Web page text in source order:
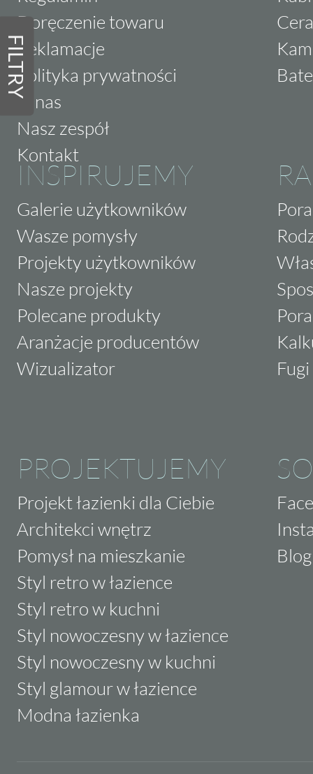
FILTRY
Doręczenie towaru
Reklamacje
Polityka prywatności
O nas
Nasz zespół
Kontakt
INSPIRUJEMY
Galerie użytkowników
Wasze pomysły
Projekty użytkowników
Nasze projekty
Polecane produkty
Aranżacje producentów
Wizualizator
PROJEKTUJEMY
Projekt łazienki dla Ciebie
Architekci wnętrz
Pomysł na mieszkanie
Styl retro w łazience
Styl retro w kuchni
Styl nowoczesny w łazience
Styl nowoczesny w kuchni
Styl glamour w łazience
Modna łazienka
Blog